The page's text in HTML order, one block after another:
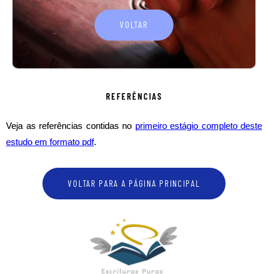
VOLTAR
REFERÊNCIAS
Veja as referências contidas no primeiro estágio completo deste
estudo em formato pdf.
VOLTAR PARA A PÁGINA PRINCIPAL